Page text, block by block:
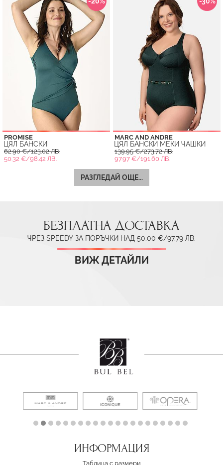
PROMISE
ЦЯЛ БАНСКИ
62.90 €/123.02 ЛВ.
50.32 €/98.42 ЛВ.
MARC AND ANDRE
ЦЯЛ БАНСКИ МЕКИ ЧАШКИ
139.95 €/273.72 ЛВ.
97.97 €/191.60 ЛВ.
РАЗГЛЕДАЙ ОЩЕ...
БЕЗПЛАТНА ДОСТАВКА
ЧРЕЗ SPEEDY ЗА ПОРЪЧКИ НАД 50.00 €/97.79 ЛВ.
ВИЖ ДЕТАЙЛИ
ИНФОРМАЦИЯ
Таблица с размери